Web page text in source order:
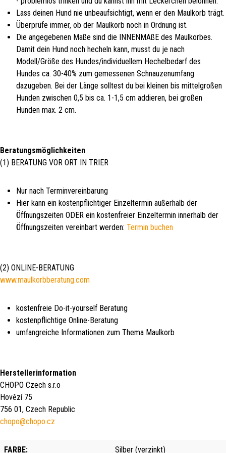
Lass deinen Hund nie unbeaufsichtigt, wenn er den Maulkorb trägt.
Überprüfe immer, ob der Maulkorb noch in Ordnung ist.
Die angegebenen Maße sind die INNENMAßE des Maulkorbes.
Damit dein Hund noch hecheln kann, musst du je nach
Modell/Größe des Hundes/individuellem Hechelbedarf des
Hundes ca. 30-40% zum gemessenen Schnauzenumfang
dazugeben. Bei der Länge solltest du bei kleinen bis mittelgroßen
Hunden zwischen 0,5 bis ca. 1-1,5 cm addieren, bei großen
Hunden max. 2 cm.
Beratungsmöglichkeiten
(1) BERATUNG VOR ORT IN TRIER
Nur nach Terminvereinbarung
Hier kann ein kostenpflichtiger Einzeltermin außerhalb der
Öffnungszeiten ODER ein kostenfreier Einzeltermin innerhalb der
Öffnungszeiten vereinbart werden: Termin buchen
(2) ONLINE-BERATUNG
www.maulkorbberatung.com
kostenfreie Do-it-yourself Beratung
kostenpflichtige Online-Beratung
umfangreiche Informationen zum Thema Maulkorb
Herstellerinformation
CHOPO Czech s.r.o
Hovězí 75
756 01, Czech Republic
chopo@chopo.cz
FARBE: Silber (verzinkt)